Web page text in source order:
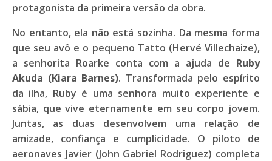
protagonista da primeira versão da obra.
No entanto, ela não está sozinha. Da mesma forma
que seu avô e o pequeno Tatto (Hervé Villechaize),
a senhorita Roarke conta com a ajuda de Ruby
Akuda (Kiara Barnes). Transformada pelo espírito
da ilha, Ruby é uma senhora muito experiente e
sábia, que vive eternamente em seu corpo jovem.
Juntas, as duas desenvolvem uma relação de
amizade, confiança e cumplicidade. O piloto de
aeronaves Javier (John Gabriel Rodriguez) completa